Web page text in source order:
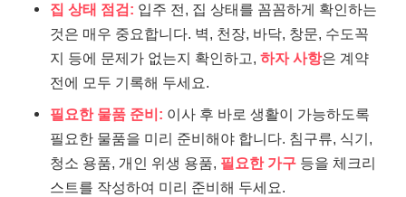
집 상태 점검: 입주 전, 집 상태를 꼼꼼하게 확인하는
것은 매우 중요합니다. 벽, 천장, 바닥, 창문, 수도꼭
지 등에 문제가 없는지 확인하고, 하자 사항은 계약
전에 모두 기록해 두세요.
필요한 물품 준비: 이사 후 바로 생활이 가능하도록
필요한 물품을 미리 준비해야 합니다. 침구류, 식기,
청소 용품, 개인 위생 용품, 필요한 가구 등을 체크리
스트를 작성하여 미리 준비해 두세요.